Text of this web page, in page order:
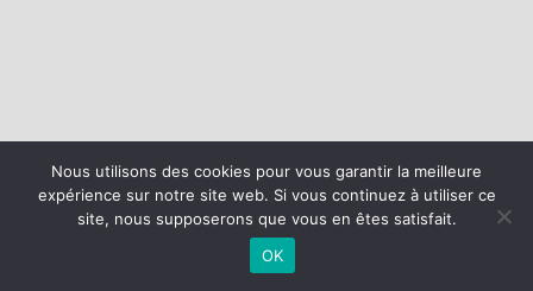
2026 - Baie d'Armor Handball Plérin-Saint Brieuc | Site internet
réalisé par
MENTIONS LÉGALES
Nous utilisons des cookies pour vous garantir la meilleure
expérience sur notre site web. Si vous continuez à utiliser ce
site, nous supposerons que vous en êtes satisfait.
OK